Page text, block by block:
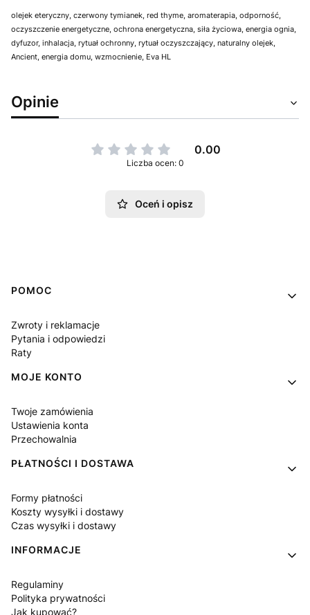
olejek eteryczny, czerwony tymianek, red thyme, aromaterapia, odporność,
oczyszczenie energetyczne, ochrona energetyczna, siła życiowa, energia ognia,
dyfuzor, inhalacja, rytuał ochronny, rytuał oczyszczający, naturalny olejek,
Ancient, energia domu, wzmocnienie, Eva HL
Opinie
0.00
Liczba ocen: 0
Oceń i opisz
Linki w stopce
POMOC
Zwroty i reklamacje
Pytania i odpowiedzi
Raty
MOJE KONTO
Twoje zamówienia
Ustawienia konta
Przechowalnia
PŁATNOŚCI I DOSTAWA
Formy płatności
Koszty wysyłki i dostawy
Czas wysyłki i dostawy
INFORMACJE
Regulaminy
Polityka prywatności
Jak kupować?